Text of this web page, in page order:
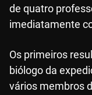
de quatro
imediatamente
Os primeiros
biólogo da
vários membros